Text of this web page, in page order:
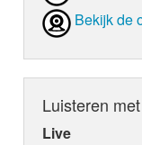
Bekijk de
Luisteren
Live